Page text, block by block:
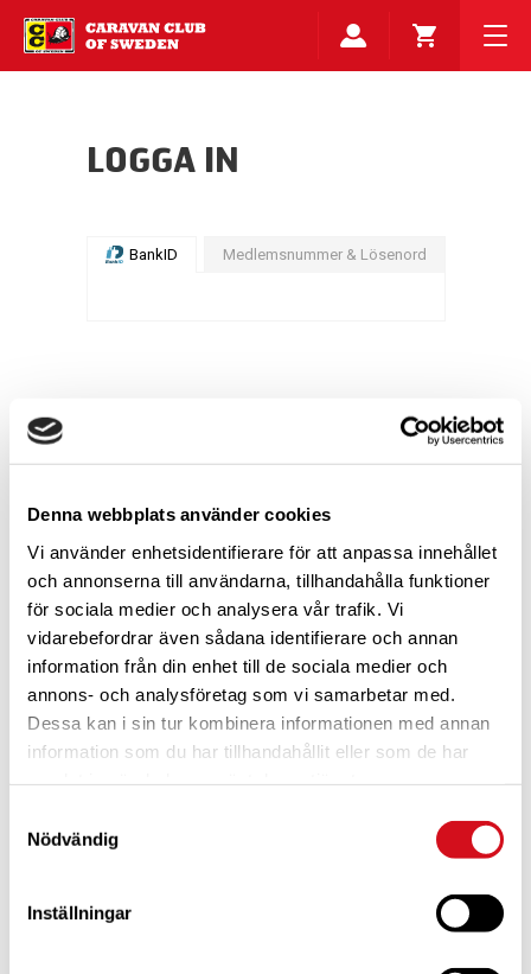
Denna webbplats använder cookies
Vi använder enhetsidentifierare för att anpassa innehållet
och annonserna till användarna, tillhandahålla funktioner
för sociala medier och analysera vår trafik. Vi
vidarebefordrar även sådana identifierare och annan
information från din enhet till de sociala medier och
annons- och analysföretag som vi samarbetar med.
Dessa kan i sin tur kombinera informationen med annan
information som du har tillhandahållit eller som de har
Nödvändig
Inställningar
LOGGA IN
BankID Medlemsnummer & Lösenord
För dig som är blivande ny medlemTa del av alla förmåner.
Bli medlem idag.